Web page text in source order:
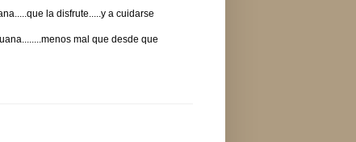
la disfrute.....y a cuidarse
mal que desde que